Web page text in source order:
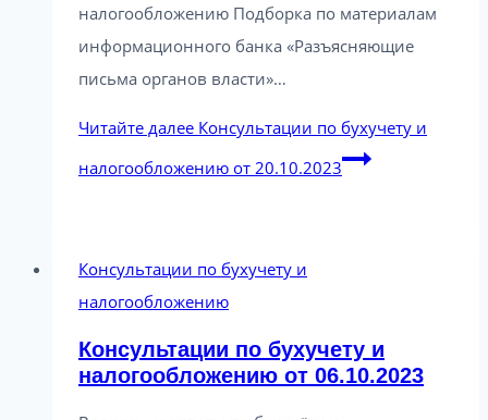
налогообложению Подборка по материалам
информационного банка «Разъясняющие
письма органов власти»…
Читайте далее Консультации по бухучету и
налогообложению от 20.10.2023
Консультации по бухучету и
налогообложению
Консультации по бухучету и
налогообложению от 06.10.2023